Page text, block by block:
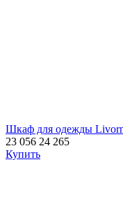
Шкаф для одежды
23 056 24 265
Купить